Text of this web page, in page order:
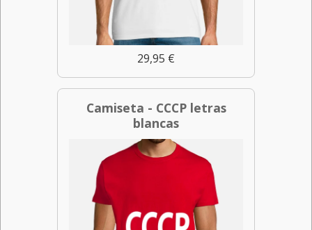
29,95 €
Camiseta - CCCP letras
blancas